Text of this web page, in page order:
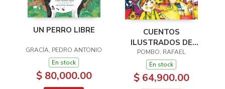
UN PERRO LIBRE
GRACÍA, PEDRO ANTONIO
En stock
$ 80,000.00
CUENTOS
ILUSTRADOS DE
RAFAEL POMBO
POMBO, RAFAEL
En stock
$ 64,900.00